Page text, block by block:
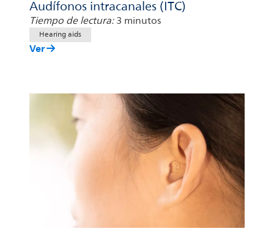
Audífonos intracanales (ITC)
Tiempo de lectura:3 minutos
Hearing aids
Ver